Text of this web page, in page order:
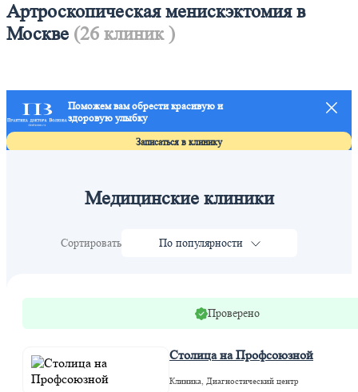
Артроскопическая менискэктомия в
Москве (26 клиник )
Поможем вам обрести красивую и
здоровую улыбку
Записаться в клинику
Медицинские клиники
Сортировать По популярности
Проверено
Столица на Профсоюзной
Клиника, Диагностический центр